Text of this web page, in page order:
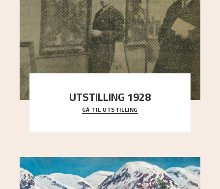
UTSTILLING 1928
Då Astrup døydde i 1928, tok vennene Moritz
Kaland og Simon Thorbjørnsen initiativ til å
GÅ TIL UTSTILLING